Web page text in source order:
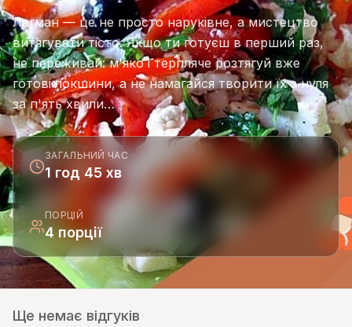
Лагман — це не просто наруківне, а мистецтво
витягувати тісто. Якщо ти готуєш в перший раз,
не переживай: м'яко і терпляче розтягуй вже
готові локшини, а не намагайся творити їх з нуля
за п'ять хвили…
ЗАГАЛЬНИЙ ЧАС
1 год 45 хв
ПОРЦІЙ
4 порції
Ще немає відгуків